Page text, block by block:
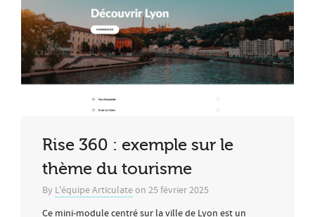
Rise 360 : exemple sur le
thème du tourisme
By L'équipe Articulateon 25 février 2025
Ce mini-module centré sur la ville de Lyon est un